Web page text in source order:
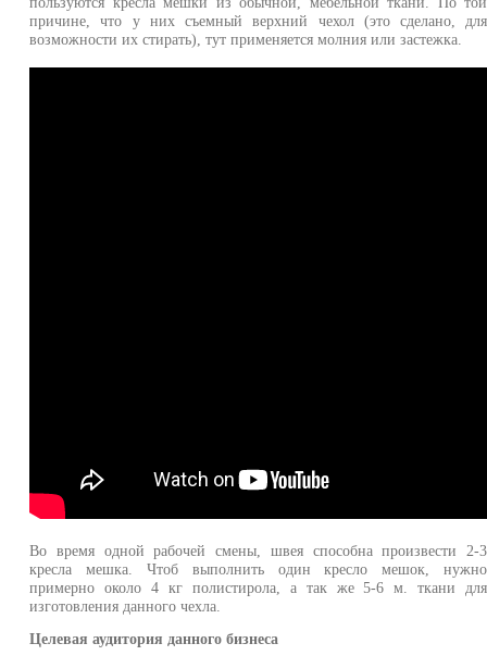
причине, что у них съемный верхний чехол (это сделано, для
возможности их стирать), тут применяется молния или застежка.
Во время одной рабочей смены, швея способна произвести 2-3
кресла мешка. Чтоб выполнить один кресло мешок, нужно
примерно около 4 кг полистирола, а так же 5-6 м. ткани для
изготовления данного чехла.
Целевая аудитория данного бизнеса